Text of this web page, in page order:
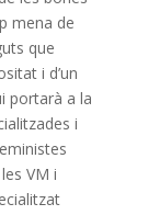
mena de
que
i d’un
portarà a la
i
VM i